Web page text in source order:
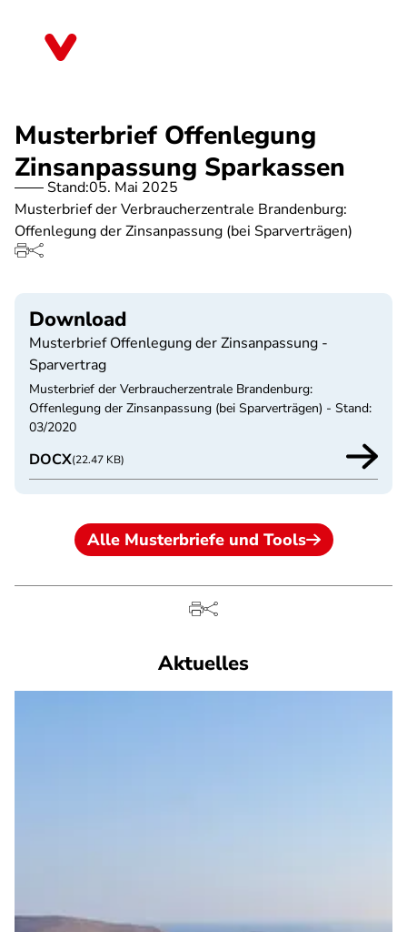
Musterbrief Offenlegung
Zinsanpassung Sparkassen
Stand:05. Mai 2025
Musterbrief der Verbraucherzentrale Brandenburg:
Offenlegung der Zinsanpassung (bei Sparverträgen)
Download
Musterbrief Offenlegung der Zinsanpassung -
Sparvertrag
Musterbrief der Verbraucherzentrale Brandenburg:
Offenlegung der Zinsanpassung (bei Sparverträgen) - Stand:
03/2020
DOCX(22.47 KB)
Alle Musterbriefe und Tools
Aktuelles